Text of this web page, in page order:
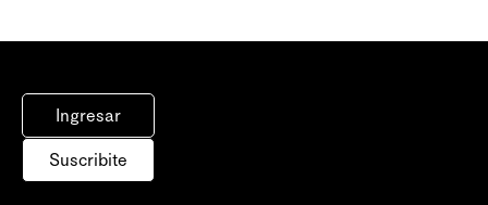
Ingresar
Suscribite